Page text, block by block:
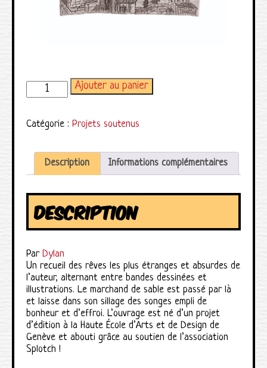
quantité de Tempête de sable
Ajouter au panier
Catégorie : Projets soutenus
Description Informations complémentaires
DESCRIPTION
Par Dylan
Un recueil des rêves les plus étranges et absurdes de
l’auteur, alternant entre bandes dessinées et
illustrations. Le marchand de sable est passé par là
et laisse dans son sillage des songes empli de
bonheur et d’effroi. L’ouvrage est né d’un projet
d’édition à la Haute École d’Arts et de Design de
Genève et abouti grâce au soutien de l’association
Splotch !